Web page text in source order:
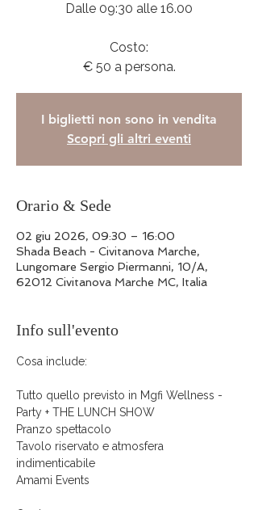
Dalle 09:30 alle 16.00
Costo:
€ 50 a persona.
I biglietti non sono in vendita
Scopri gli altri eventi
Orario & Sede
02 giu 2026, 09:30 – 16:00
Shada Beach - Civitanova Marche,
Lungomare Sergio Piermanni, 10/A,
62012 Civitanova Marche MC, Italia
Info sull'evento
Cosa include:
Tutto quello previsto in Mgfi Wellness -
Party + THE LUNCH SHOW
Pranzo spettacolo
Tavolo riservato e atmosfera
indimenticabile
Amami Events